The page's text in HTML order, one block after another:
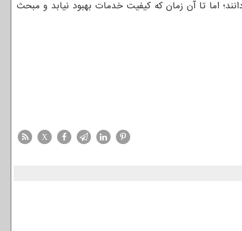
ارزی (بیش از ۶۵ درصد) و هزینه های نیروی انسانی می دانند؛ اما تا آن زمان که کیفیت خدمات بهبود نیابد و مبحث
X